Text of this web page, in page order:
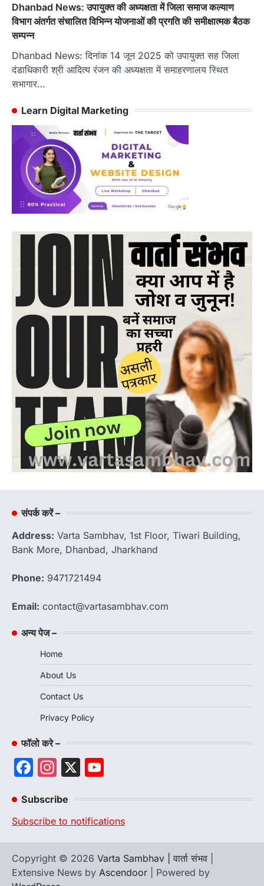
Dhanbad News: उपायुक्त की अध्यक्षता में जिला समाज कल्याण
विभाग अंतर्गत संचालित विभिन्न योजनाओं की प्रगति की समीक्षात्मक बैठक
सम्पन्न
Dhanbad News: दिनांक 14 जून 2025 को उपायुक्त सह जिला
दंडाधिकारी श्री आदित्य रंजन की अध्यक्षता में समाहरणालय स्थित
सभागार…
Learn Digital Marketing
संपर्क करें –
Address: Varta Sambhav, 1st Floor, Tiwari Building,
Bank More, Dhanbad, Jharkhand
Phone: 9471721494
Email: contact@vartasambhav.com
अन्य पेज –
Home
About Us
Contact Us
Privacy Policy
फॉलो करे –
Facebook
Instagram
X
Subscribe
Subscribe to notifications
Copyright © 2026 Varta Sambhav | वार्ता संभव
Extensive News by Ascendoor | Powered by